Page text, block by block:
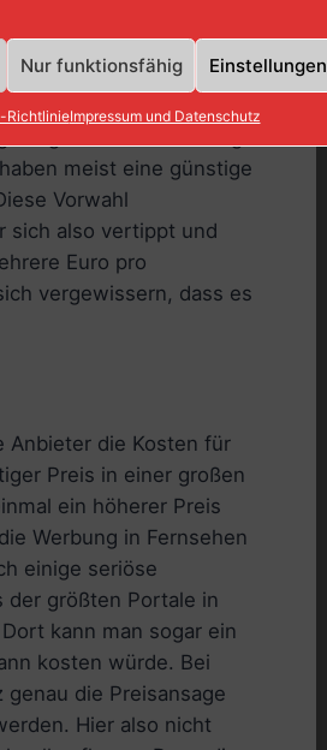
Nur funktionsfähig Einstellungen
RichtlinieImpressum und Datenschutz
genau auf die richtige
meist eine günstige
Vorwahl
sich also vertippt und
Euro pro
vergewissern, dass es
Anbieter die Kosten für
Preis in einer großen
ein höherer Preis
Werbung in Fernsehen
einige seriöse
der größten Portale in
kann man sogar ein
kosten würde. Bei
die Preisansage
Hier also nicht